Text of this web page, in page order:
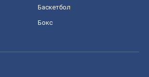
Баскетбол
Бокс